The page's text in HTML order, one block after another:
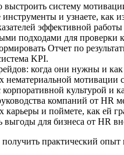
систему
и узнаете, как
эффективной
подходами для проверки
Отчет по
KPI.
когда они нужны и как
нематериальной мотивации
культурой и
компаний от HR
карьеры и поймете, как ей
выгоды для бизнеса от HR
получить практический